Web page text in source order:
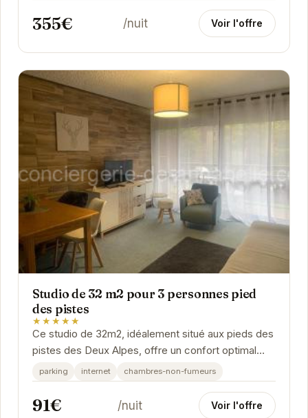
355€ /nuit Voir l'offre
Studio de 32 m2 pour 3 personnes pied
des pistes
★★★★★
Ce studio de 32m2, idéalement situé aux pieds des
pistes des Deux Alpes, offre un confort optimal
pour 3 personnes. Son aménagement fonctionnel
et...
parking internet chambres-non-fumeurs
91€ /nuit Voir l'offre